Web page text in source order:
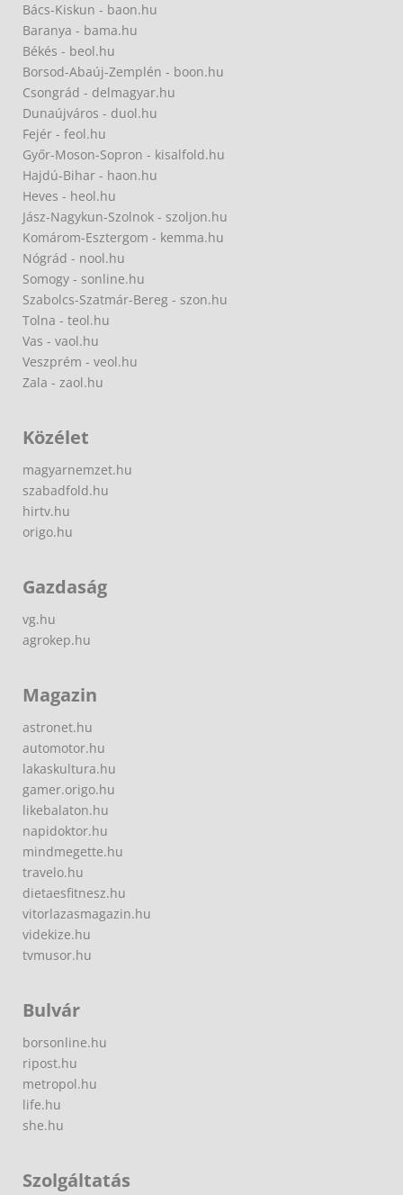
Bács-Kiskun - baon.hu
Baranya - bama.hu
Békés - beol.hu
Borsod-Abaúj-Zemplén - boon.hu
Csongrád - delmagyar.hu
Dunaújváros - duol.hu
Fejér - feol.hu
Győr-Moson-Sopron - kisalfold.hu
Hajdú-Bihar - haon.hu
Heves - heol.hu
Jász-Nagykun-Szolnok - szoljon.hu
Komárom-Esztergom - kemma.hu
Nógrád - nool.hu
Somogy - sonline.hu
Szabolcs-Szatmár-Bereg - szon.hu
Tolna - teol.hu
Vas - vaol.hu
Veszprém - veol.hu
Zala - zaol.hu
Közélet
magyarnemzet.hu
szabadfold.hu
hirtv.hu
origo.hu
Gazdaság
vg.hu
agrokep.hu
Magazin
astronet.hu
automotor.hu
lakaskultura.hu
gamer.origo.hu
likebalaton.hu
napidoktor.hu
mindmegette.hu
travelo.hu
dietaesfitnesz.hu
vitorlazasmagazin.hu
videkize.hu
tvmusor.hu
Bulvár
borsonline.hu
ripost.hu
metropol.hu
life.hu
she.hu
Szolgáltatás